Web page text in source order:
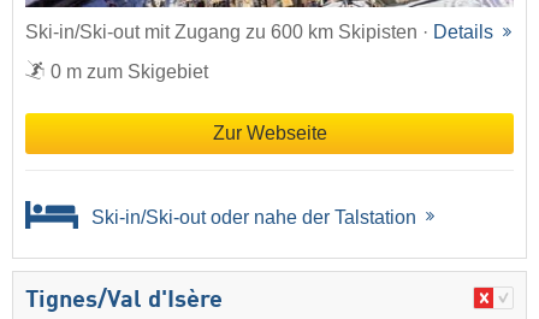
Ski-in/Ski-out mit Zugang zu 600 km Skipisten · Details
0 m zum Skigebiet
Zur Webseite
Ski-in/Ski-out oder nahe der Talstation
Tignes/​Val d'Isère